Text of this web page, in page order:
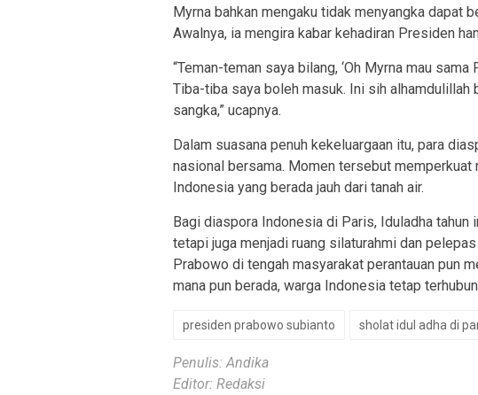
Myrna bahkan mengaku tidak menyangka dapat
Awalnya, ia mengira kabar kehadiran Presiden
“Teman-teman saya bilang, ‘Oh Myrna mau
Tiba-tiba saya boleh masuk. Ini sih alhamdulillah
sangka,” ucapnya.
Dalam suasana penuh kekeluargaan itu, para
nasional bersama. Momen tersebut memperkuat
Indonesia yang berada jauh dari tanah air.
Bagi diaspora Indonesia di Paris, Iduladha tahun
tetapi juga menjadi ruang silaturahmi dan
Prabowo di tengah masyarakat perantauan pun
mana pun berada, warga Indonesia tetap
presiden prabowo subianto sholat idul adha di
Penulis: Andika
Editor: Redaksi